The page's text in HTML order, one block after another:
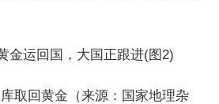
取回黄金（来源：国家地理杂